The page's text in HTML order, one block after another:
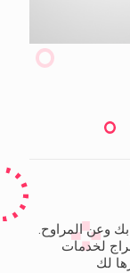
.بغض النظر عن مدى ضخامة الحدث الخاص بك وعن المراوح
لخدمات
لك